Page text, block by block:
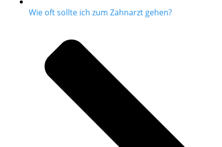
Wie oft sollte ich zum Zahnarzt gehen?